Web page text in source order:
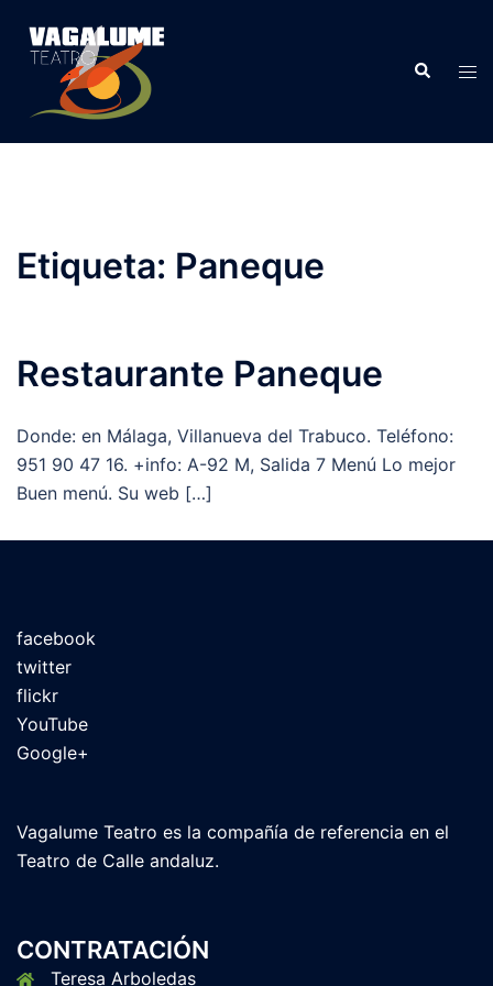
Etiqueta: Paneque
Restaurante Paneque
Donde: en Málaga, Villanueva del Trabuco. Teléfono:
951 90 47 16. +info: A-92 M, Salida 7 Menú Lo mejor
Buen menú. Su web […]
facebook
twitter
flickr
YouTube
Google+
Vagalume Teatro es la compañía de referencia en el
Teatro de Calle andaluz.
CONTRATACIÓN
Teresa Arboledas